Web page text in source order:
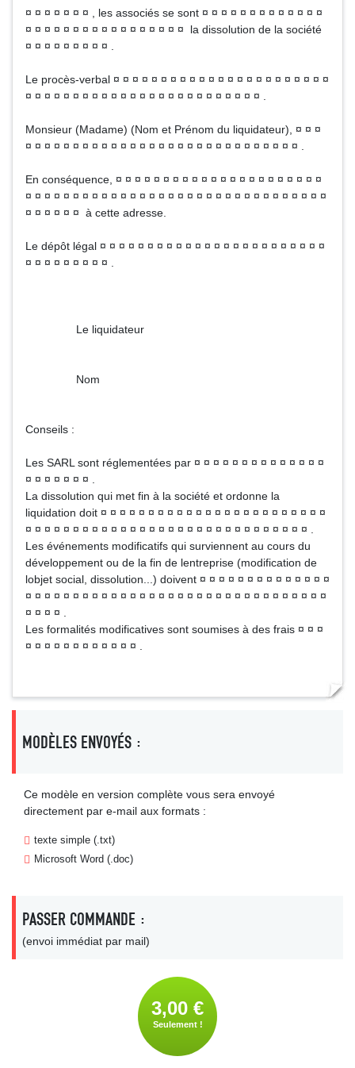
¤ ¤ ¤ ¤ ¤ ¤ ¤ , les associés se sont ¤ ¤ ¤ ¤ ¤ ¤ ¤ ¤ ¤ ¤ ¤ ¤ ¤
¤ ¤ ¤ ¤ ¤ ¤ ¤ ¤ ¤ ¤ ¤ ¤ ¤ ¤ ¤ ¤ ¤ la dissolution de la société
¤ ¤ ¤ ¤ ¤ ¤ ¤ ¤ ¤ .
Le procès-verbal ¤ ¤ ¤ ¤ ¤ ¤ ¤ ¤ ¤ ¤ ¤ ¤ ¤ ¤ ¤ ¤ ¤ ¤ ¤ ¤ ¤ ¤ ¤
¤ ¤ ¤ ¤ ¤ ¤ ¤ ¤ ¤ ¤ ¤ ¤ ¤ ¤ ¤ ¤ ¤ ¤ ¤ ¤ ¤ ¤ ¤ ¤ ¤ .
Monsieur (Madame) (Nom et Prénom du liquidateur), ¤ ¤ ¤
¤ ¤ ¤ ¤ ¤ ¤ ¤ ¤ ¤ ¤ ¤ ¤ ¤ ¤ ¤ ¤ ¤ ¤ ¤ ¤ ¤ ¤ ¤ ¤ ¤ ¤ ¤ ¤ ¤ .
En conséquence, ¤ ¤ ¤ ¤ ¤ ¤ ¤ ¤ ¤ ¤ ¤ ¤ ¤ ¤ ¤ ¤ ¤ ¤ ¤ ¤ ¤ ¤
¤ ¤ ¤ ¤ ¤ ¤ ¤ ¤ ¤ ¤ ¤ ¤ ¤ ¤ ¤ ¤ ¤ ¤ ¤ ¤ ¤ ¤ ¤ ¤ ¤ ¤ ¤ ¤ ¤ ¤ ¤ ¤
¤ ¤ ¤ ¤ ¤ ¤ à cette adresse.
Le dépôt légal ¤ ¤ ¤ ¤ ¤ ¤ ¤ ¤ ¤ ¤ ¤ ¤ ¤ ¤ ¤ ¤ ¤ ¤ ¤ ¤ ¤ ¤ ¤ ¤
¤ ¤ ¤ ¤ ¤ ¤ ¤ ¤ ¤ .
Le liquidateur
Nom
Conseils :
Les SARL sont réglementées par ¤ ¤ ¤ ¤ ¤ ¤ ¤ ¤ ¤ ¤ ¤ ¤ ¤ ¤
¤ ¤ ¤ ¤ ¤ ¤ ¤ .
La dissolution qui met fin à la société et ordonne la
liquidation doit ¤ ¤ ¤ ¤ ¤ ¤ ¤ ¤ ¤ ¤ ¤ ¤ ¤ ¤ ¤ ¤ ¤ ¤ ¤ ¤ ¤ ¤ ¤ ¤
¤ ¤ ¤ ¤ ¤ ¤ ¤ ¤ ¤ ¤ ¤ ¤ ¤ ¤ ¤ ¤ ¤ ¤ ¤ ¤ ¤ ¤ ¤ ¤ ¤ ¤ ¤ ¤ ¤ ¤ .
Les événements modificatifs qui surviennent au cours du
développement ou de la fin de lentreprise (modification de
lobjet social, dissolution...) doivent ¤ ¤ ¤ ¤ ¤ ¤ ¤ ¤ ¤ ¤ ¤ ¤ ¤ ¤
¤ ¤ ¤ ¤ ¤ ¤ ¤ ¤ ¤ ¤ ¤ ¤ ¤ ¤ ¤ ¤ ¤ ¤ ¤ ¤ ¤ ¤ ¤ ¤ ¤ ¤ ¤ ¤ ¤ ¤ ¤ ¤
¤ ¤ ¤ ¤ .
Les formalités modificatives sont soumises à des frais ¤ ¤ ¤
¤ ¤ ¤ ¤ ¤ ¤ ¤ ¤ ¤ ¤ ¤ ¤ .
MODÈLES ENVOYÉS :
Ce modèle en version complète vous sera envoyé
directement par e-mail aux formats :
texte simple (.txt)
Microsoft Word (.doc)
PASSER COMMANDE :
(envoi immédiat par mail)
3,00 €
Seulement !